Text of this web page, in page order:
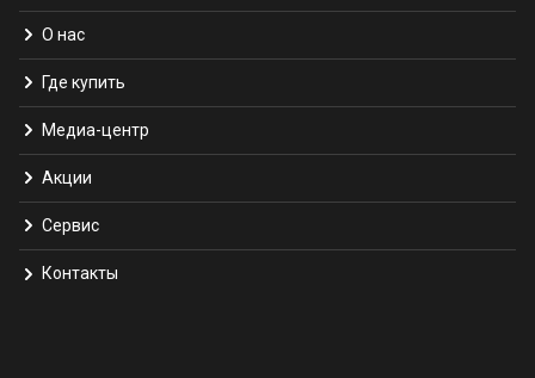
О нас
Где купить
Медиа-центр
Акции
Сервис
Контакты